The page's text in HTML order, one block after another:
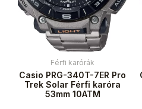
Férfi karórák
Casio PRG-340T-7ER Pro
Trek Solar Férfi karóra
53mm 10ATM